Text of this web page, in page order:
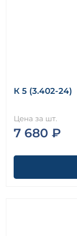
К 5 (3.402-24)
Цена за шт.
7 680 ₽